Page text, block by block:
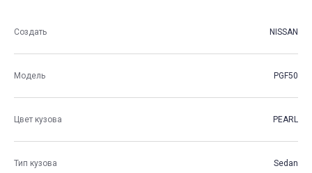
Создать NISSAN
Модель PGF50
Цвет кузова PEARL
Тип кузова Sedan